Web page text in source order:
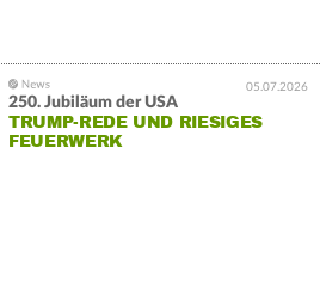
05.07.2026
250. Jubiläum der USA
TRUMP-REDE UND RIESIGES
FEUERWERK